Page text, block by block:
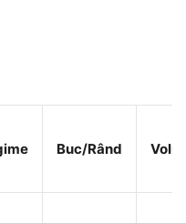
Buc/Rând